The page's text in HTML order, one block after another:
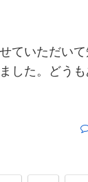
ていただい
した。どう